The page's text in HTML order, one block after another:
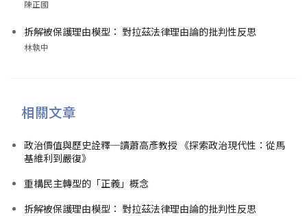
陳正國
拆解被保護理由模型： 對拉茲法律理由論的批判性反思
林執中
相關文章
政治價值與歷史詮釋─讀蕭高彥教授 《探索政治現代性：從馬
基維利到嚴復》
重構民主轉型的「正義」概念
拆解被保護理由模型： 對拉茲法律理由論的批判性反思